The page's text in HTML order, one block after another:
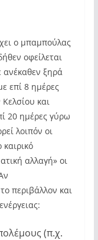
ο μπαμπούλας
οφείλεται
ξηρά
επί 8 ημέρες
και
20 ημέρες γύρω
λοιπόν οι
αλλαγή» οι
περιβάλλον και
(π.χ.